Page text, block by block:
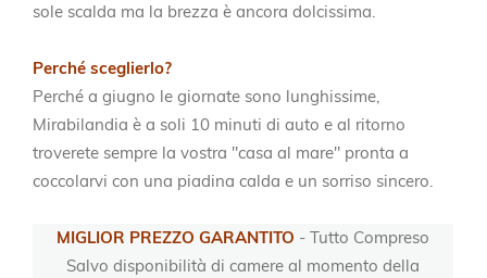
sole scalda ma la brezza è ancora dolcissima.
Perché sceglierlo?
Perché a giugno le giornate sono lunghissime,
Mirabilandia è a soli 10 minuti di auto e al ritorno
troverete sempre la vostra "casa al mare" pronta a
coccolarvi con una piadina calda e un sorriso sincero.
MIGLIOR PREZZO GARANTITO - Tutto Compreso
Salvo disponibilità di camere al momento della